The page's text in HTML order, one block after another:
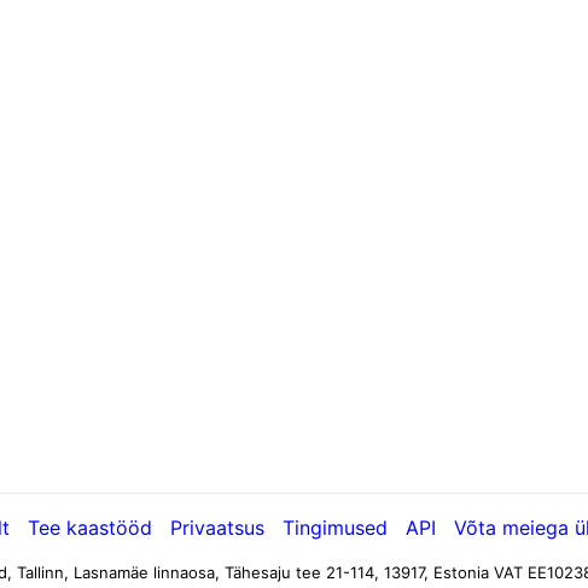
Tee kaastööd Privaatsus Tingimused API Võta meiega
Tallinn, Lasnamäe linnaosa, Tähesaju tee 21-114, 13917, Estonia VAT